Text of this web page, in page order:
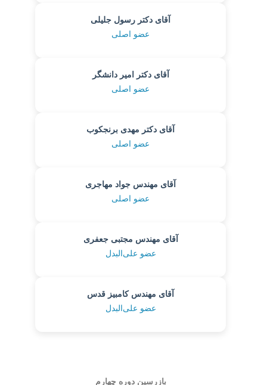
آقای دکتر رسول جلیلی
عضو اصلی
آقای دکتر امیر دانشگر
عضو اصلی
آقای دکتر مهدی برنجکوب
عضو اصلی
آقای مهندس جواد مهاجری
عضو اصلی
آقای مهندس مجتبی جعفری
عضو علی‌البدل
آقای مهندس کامبیز قدس
عضو علی‌البدل
بازرسین دوره چهارم